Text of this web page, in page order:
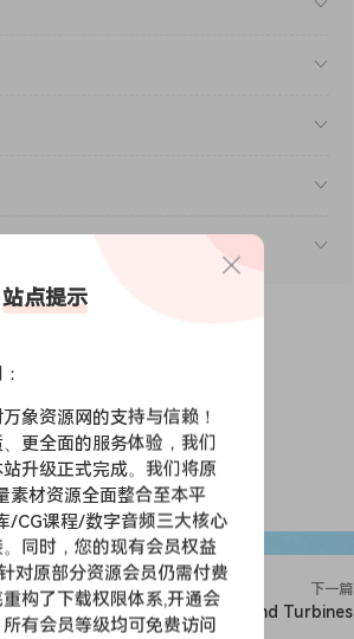
下一篇
风力涡轮机-Wind Turbines
站点提示
象资源网的支持与信赖！
更全面的服务体验，我们
升级正式完成。我们将原
素材资源全面整合至本平
/CG课程/数字音频三大核心
同时，您的现有会员权益
对原部分资源会员仍需付费
构了下载权限体系,开通会
有会员等级均可免费访问